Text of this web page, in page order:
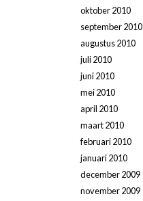
oktober 2010
september 2010
augustus 2010
juli 2010
juni 2010
mei 2010
april 2010
maart 2010
februari 2010
januari 2010
december 2009
november 2009